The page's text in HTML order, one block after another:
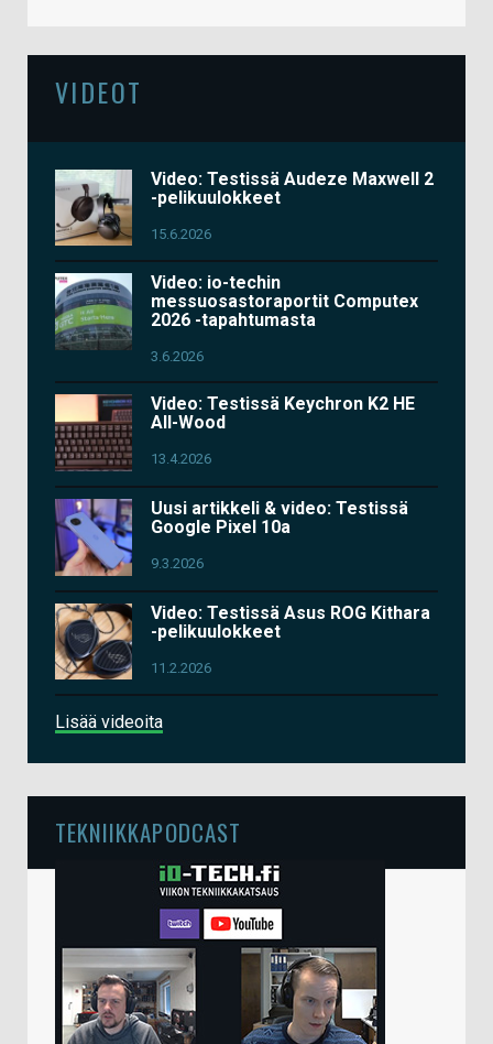
VIDEOT
Video: Testissä Audeze Maxwell 2
-pelikuulokkeet
15.6.2026
Video: io-techin
messuosastoraportit Computex
2026 -tapahtumasta
3.6.2026
Video: Testissä Keychron K2 HE
All-Wood
13.4.2026
Uusi artikkeli & video: Testissä
Google Pixel 10a
9.3.2026
Video: Testissä Asus ROG Kithara
-pelikuulokkeet
11.2.2026
Lisää videoita
TEKNIIKKAPODCAST